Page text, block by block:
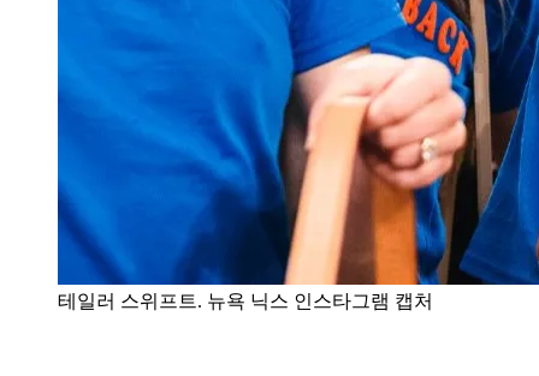
테일러 스위프트. 뉴욕 닉스 인스타그램 캡처